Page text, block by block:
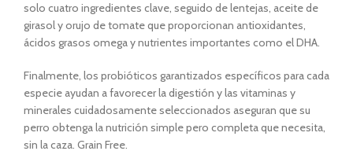
solo cuatro ingredientes clave, seguido de lentejas, aceite de
girasol y orujo de tomate que proporcionan antioxidantes,
ácidos grasos omega y nutrientes importantes como el DHA.
Finalmente, los probióticos garantizados específicos para cada
especie ayudan a favorecer la digestión y las vitaminas y
minerales cuidadosamente seleccionados aseguran que su
perro obtenga la nutrición simple pero completa que necesita,
sin la caza. Grain Free.